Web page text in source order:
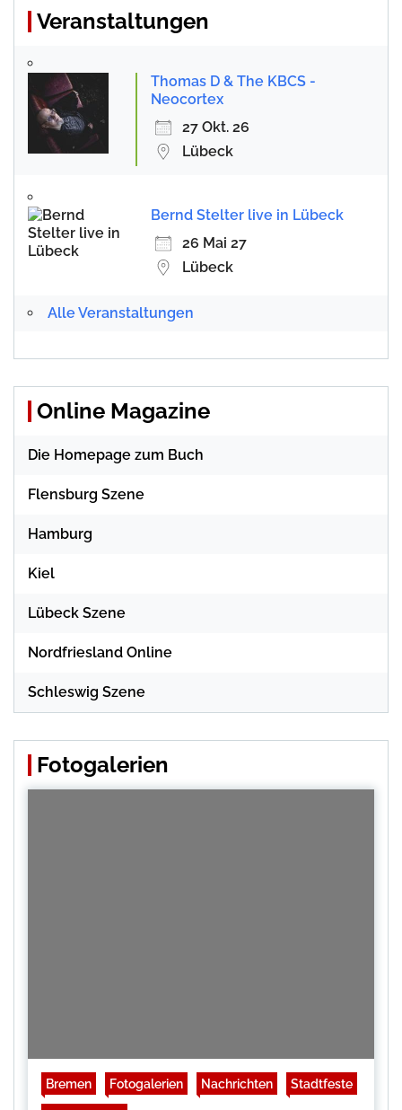
Veranstaltungen
Thomas D & The KBCS -
Neocortex
27 Okt. 26
Lübeck
Bernd Stelter live in Lübeck
26 Mai 27
Lübeck
Alle Veranstaltungen
Online Magazine
Die Homepage zum Buch
Flensburg Szene
Hamburg
Kiel
Lübeck Szene
Nordfriesland Online
Schleswig Szene
Fotogalerien
Bremen Fotogalerien Nachrichten Stadtfeste